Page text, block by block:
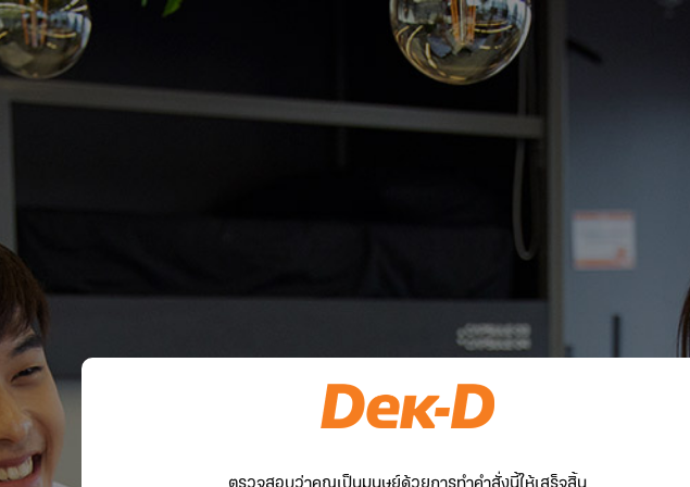
ตรวจสอบว่าคุณเป็นมนุษย์ด้วยการทำคำสั่งนี้ให้เสร็จสิ้น